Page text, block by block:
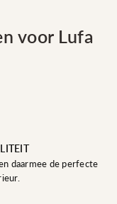
voor Lufa
daarmee de perfecte